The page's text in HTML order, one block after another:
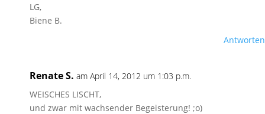
LG,
Biene B.
Antworten
Renate S. am April 14, 2012 um 1:03 p.m.
WEISCHES LISCHT,
und zwar mit wachsender Begeisterung! ;o)